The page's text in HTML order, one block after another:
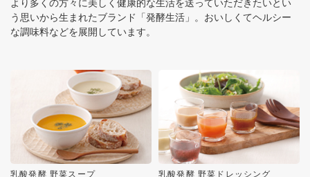
より多くの方々に美しく健康的な生活を送っていただきたいとい
う思いから生まれたブランド「発酵生活」。おいしくてヘルシー
な調味料などを展開しています。
乳酸発酵 野菜スープ 乳酸発酵 野菜ドレッシング